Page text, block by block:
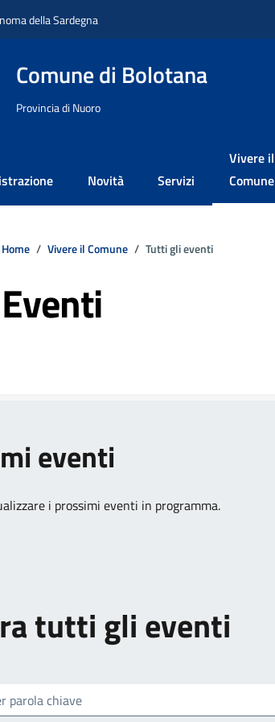
della Sardegna
Comune di Bolotana
Provincia di Nuoro
Novità Servizi
Vivere il
Comune
Home Vivere il Comune Tutti gli eventi
Eventi
eventi
i prossimi eventi in programma.
tutti gli eventi